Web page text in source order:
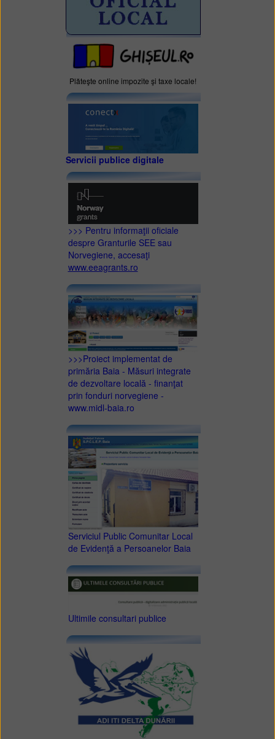
Plăteşte online impozite şi taxe locale!
Servicii publice digitale
>>> Pentru informaţii oficiale
despre Granturile SEE sau
Norvegiene, accesaţi
www.eeagrants.ro
>>>Proiect implementat de
primăria Baia - Măsuri integrate
de dezvoltare locală - finanţat
prin fonduri norvegiene -
www.midl-baia.ro
Serviciul Public Comunitar Local
de Evidenţă a Persoanelor Baia
Ultimile consultari publice